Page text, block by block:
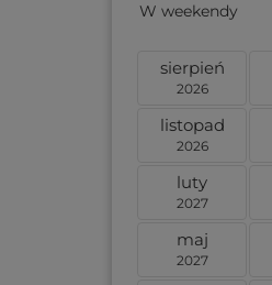
W weekendy
sierpień
2026
listopad
2026
luty
2027
maj
2027